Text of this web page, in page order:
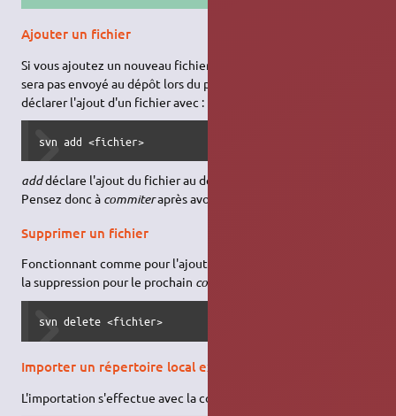
Ajouter un fichier
Si vous ajoutez un nouveau fichier à votre copie locale, il ne
sera pas envoyé au dépôt lors du prochain
déclarer l'ajout d'un fichier avec :
svn add <fichier>
adddéclare l'ajout du fichier au dépôt pour le prochain
Pensez donc à commiteraprès avoir ajouté un fichier.
Supprimer un fichier
Fonctionnant comme pour l'ajout d'un fichier, la déclaration de
la suppression pour le prochain commit
svn delete <fichier>
Importer un répertoire local existant
L'importation s'effectue avec la commande :